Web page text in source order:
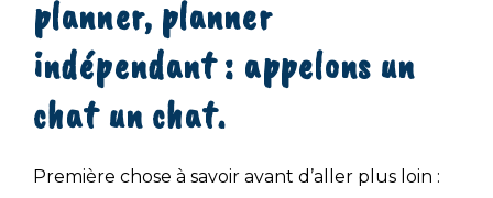
planner, planner
indépendant : appelons un
chat un chat.
Première chose à savoir avant d’aller plus loin :